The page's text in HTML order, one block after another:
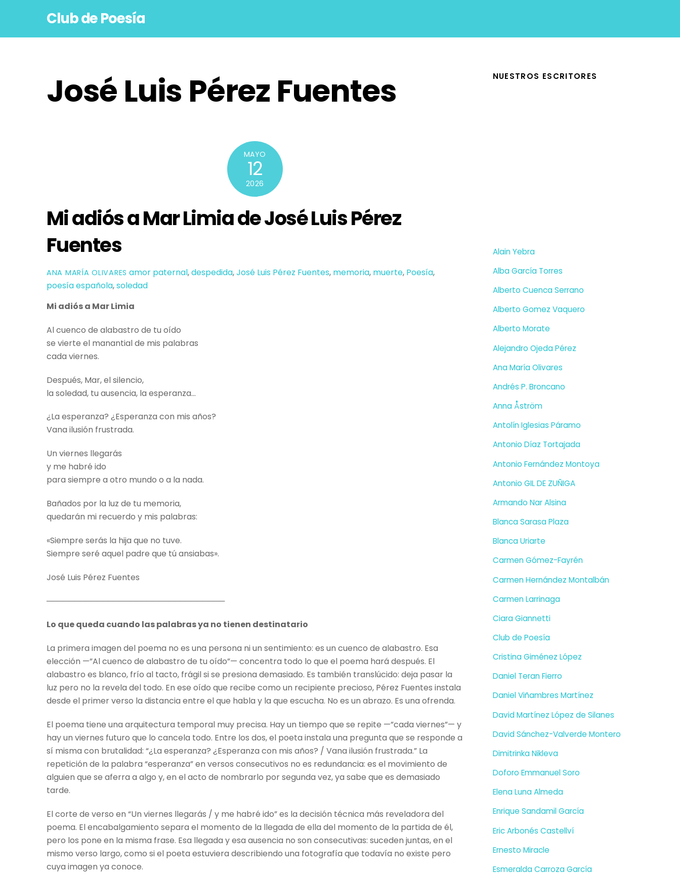
Club de Poesía
José Luis Pérez Fuentes
MAYO
12
2026
Mi adiós a Mar Limia de José Luis Pérez
Fuentes
ANA MARÍA OLIVARES amor paternal,despedida,José Luis Pérez Fuentes, memoria, muerte, Poesía,
poesía española,soledad
Mi adiós a Mar Limia
Al cuenco de alabastro de tu oído
se vierte el manantial de mis palabras
cada viernes.
Después, Mar, el silencio,
la soledad, tu ausencia, la esperanza…
¿La esperanza? ¿Esperanza con mis años?
Vana ilusión frustrada.
Un viernes llegarás
y me habré ido
para siempre a otro mundo o a la nada.
Bañados por la luz de tu memoria,
quedarán mi recuerdo y mis palabras:
«Siempre serás la hija que no tuve.
Siempre seré aquel padre que tú ansiabas».
José Luis Pérez Fuentes
────────────────────────────────
Lo que queda cuando las palabras ya no tienen destinatario
La primera imagen del poema no es una persona ni un sentimiento: es un cuenco de alabastro. Esa
elección —”Al cuenco de alabastro de tu oído”— concentra todo lo que el poema hará después. El
alabastro es blanco, frío al tacto, frágil si se presiona demasiado. Es también translúcido: deja pasar la
luz pero no la revela del todo. En ese oído que recibe como un recipiente precioso, Pérez Fuentes instala
desde el primer verso la distancia entre el que habla y la que escucha. No es un abrazo. Es una ofrenda.
El poema tiene una arquitectura temporal muy precisa. Hay un tiempo que se repite —”cada viernes”— y
hay un viernes futuro que lo cancela todo. Entre los dos, el poeta instala una pregunta que se responde a
sí misma con brutalidad: “¿La esperanza? ¿Esperanza con mis años? / Vana ilusión frustrada.” La
repetición de la palabra “esperanza” en versos consecutivos no es redundancia: es el movimiento de
alguien que se aferra a algo y, en el acto de nombrarlo por segunda vez, ya sabe que es demasiado
tarde.
El corte de verso en “Un viernes llegarás / y me habré ido” es la decisión técnica más reveladora del
poema. El encabalgamiento separa el momento de la llegada de ella del momento de la partida de él,
pero los pone en la misma frase. Esa llegada y esa ausencia no son consecutivas: suceden juntas, en el
mismo verso largo, como si el poeta estuviera describiendo una fotografía que todavía no existe pero
cuya imagen ya conoce.
NUESTROS ESCRITORES
Alain Yebra
Alba García Torres
Alberto Cuenca Serrano
Alberto Gomez Vaquero
Alberto Morate
Alejandro Ojeda Pérez
Ana María Olivares
Andrés P. Broncano
Anna Åström
Antolín Iglesias Páramo
Antonio Díaz Tortajada
Antonio Fernández Montoya
Antonio GIL DE ZUÑIGA
Armando Nar Alsina
Blanca Sarasa Plaza
Blanca Uriarte
Carmen Gómez-Fayrén
Carmen Hernández Montalbán
Carmen Larrinaga
Ciara Giannetti
Club de Poesía
Cristina Giménez López
Daniel Teran Fierro
Daniel Viñambres Martínez
David Martínez López de Silanes
David Sánchez-Valverde Montero
Dimitrinka Nikleva
Doforo Emmanuel Soro
Elena Luna Almeda
Enrique Sandamil García
Eric Arbonés Castellví
Ernesto Miracle
Esmeralda Carroza García